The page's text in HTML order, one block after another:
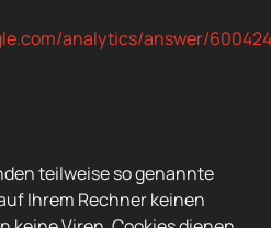
analytics/answer/
teilweise so genannte
Ihrem Rechner keinen